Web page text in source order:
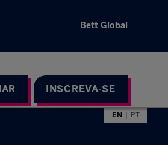
Bett Global
INSCREVA-SE
EN PT